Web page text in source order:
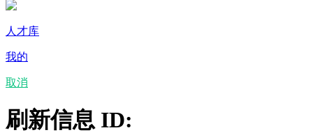
人才库
我的
取消
刷新信息 ID: